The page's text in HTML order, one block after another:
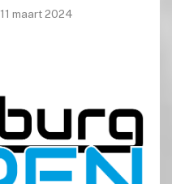
11 maart 2024